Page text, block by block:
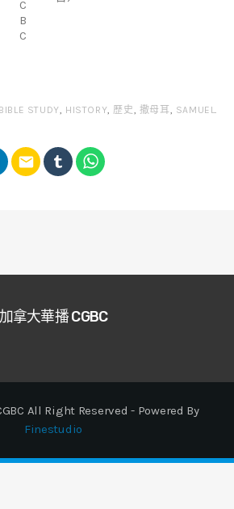
C
B
C
BIBLE STUDY HISTORY 歷史 撒母耳 SAMUEL
email
加拿大華播 CGBC
All Right Reserved - Powered By
Finestudio